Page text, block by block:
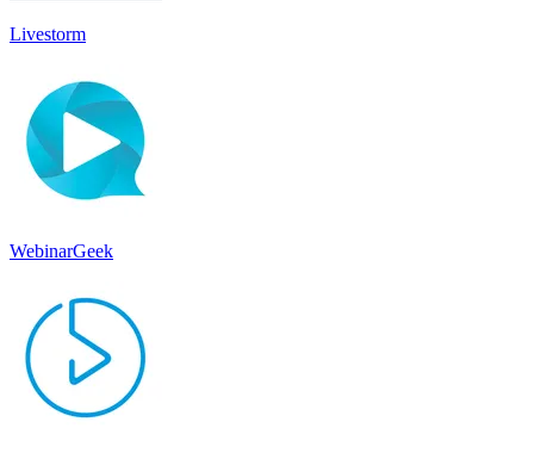
Livestorm
WebinarGeek